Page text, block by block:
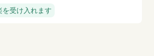
受け入れます